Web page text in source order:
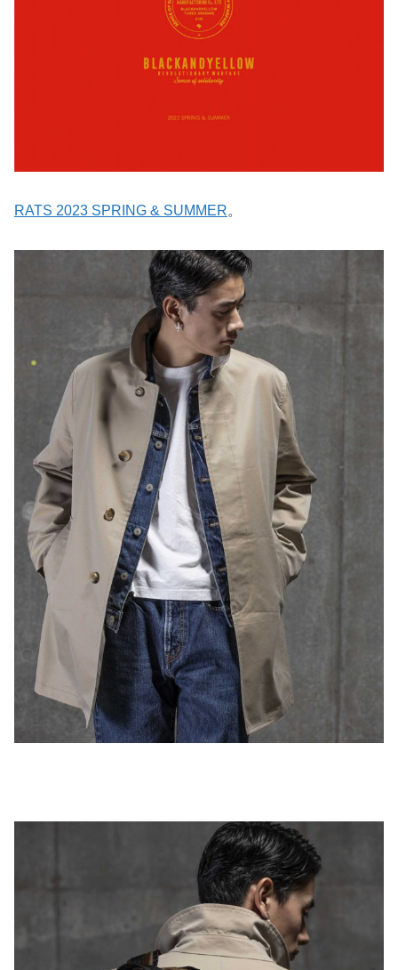
RATS 2023 SPRING & SUMMER。